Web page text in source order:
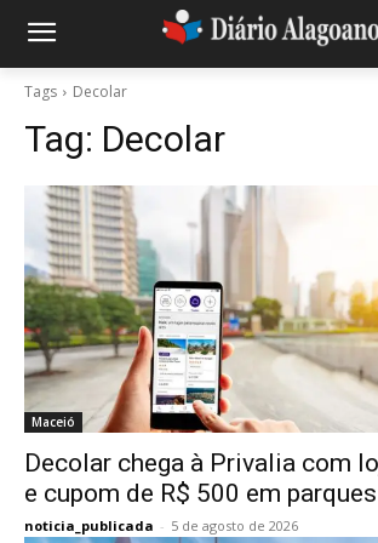
Tags Decolar
Tag: Decolar
Maceió
Decolar chega à Privalia com
e cupom de R$ 500 em
noticia_publicada - 5 de agosto de 2026